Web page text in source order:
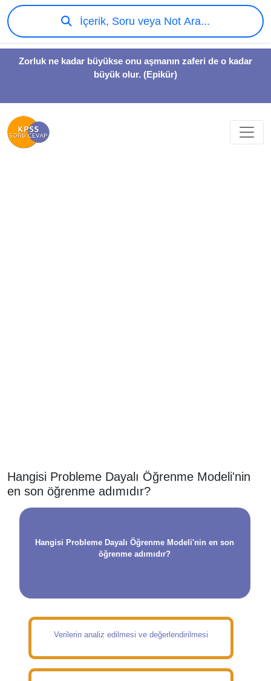
Zorluk ne kadar büyükse onu aşmanın zaferi de o kadar
büyük olur. (Epikür)
İçerik, Soru veya Not Ara...
Hangisi Probleme Dayalı Öğrenme Modeli'nin
en son öğrenme adımıdır?
Hangisi Probleme Dayalı Öğrenme Modeli'nin en son
öğrenme adımıdır?
Verilerin analiz edilmesi ve değerlendirilmesi